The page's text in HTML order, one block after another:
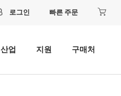
로그인 빠른 주문
산업 지원 구매처